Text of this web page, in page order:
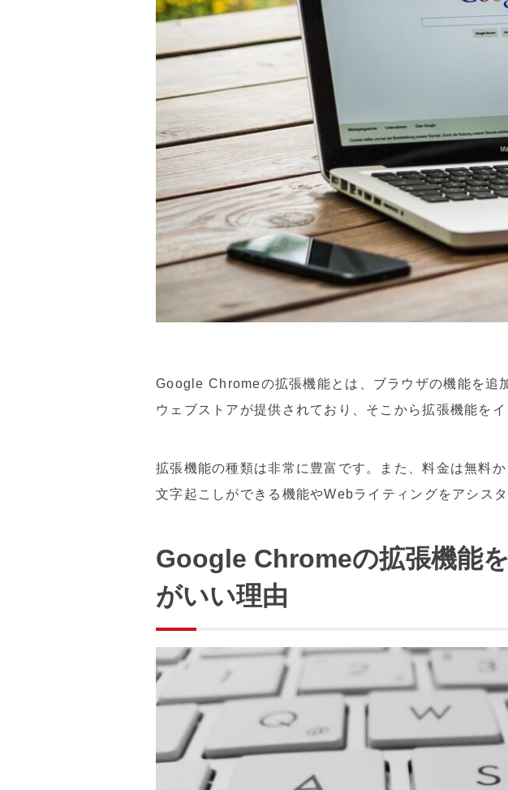
Google Chromeの拡張機能とは、ブラウザの機能を
ウェブストアが提供されており、そこから拡張機能を
拡張機能の種類は非常に豊富です。また、料金は無料
文字起こしができる機能やWebライティングをアシス
Google Chromeの拡張機能
がいい理由